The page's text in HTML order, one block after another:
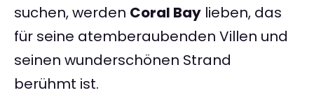
suchen, werden Coral Bay lieben, das
für seine atemberaubenden Villen und
seinen wunderschönen Strand
berühmt ist.